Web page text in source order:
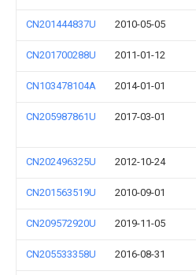
CN201444837U 2010-05-05
CN201700288U 2011-01-12
CN103478104A 2014-01-01
CN205987861U 2017-03-01
CN202496325U 2012-10-24
CN201563519U 2010-09-01
CN209572920U 2019-11-05
CN205533358U 2016-08-31